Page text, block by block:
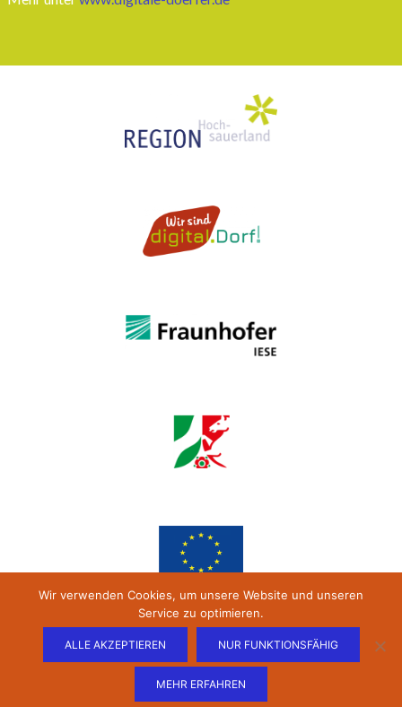
Wir verwenden Cookies, um unsere Website und unseren
Service zu optimieren.
ALLE AKZEPTIEREN NUR FUNKTIONSFÄHIG
MEHR ERFAHREN